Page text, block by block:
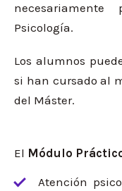
Psicología.
Los alumnos
si han cursado al
del Máster.
El Módulo
Atención